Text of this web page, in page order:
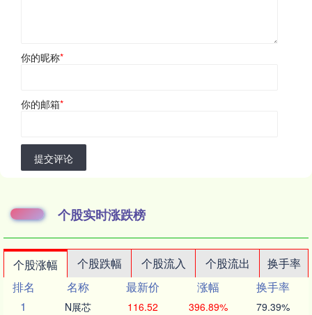
你的昵称*
你的邮箱*
提交评论
个股实时涨跌榜
个股涨幅 个股跌幅 个股流入 个股流出
换手率
排名
名称 最新价 涨幅
换手率
1
N展芯 116.52 396.89% 79.39%